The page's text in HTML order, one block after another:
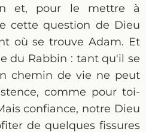
et, pour le mettre à
cette question de Dieu
où se trouve Adam. Et
du Rabbin : tant qu'il se
chemin de vie ne peut
comme pour toi-
confiance, notre Dieu
de quelques fissures